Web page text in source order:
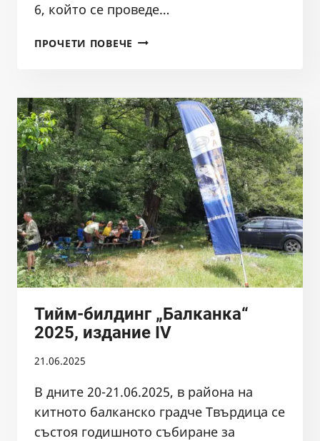
6, който се проведе…
ПРОЧЕТИ ПОВЕЧЕ ТОПЛОФЕСТ
Тийм-билдинг „Балканка“
2025, издание IV
21.06.2025
В дните 20-21.06.2025, в района на
китното балканско градче Твърдица се
състоя годишното събиране за